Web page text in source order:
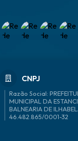
CNPJ
46.482.865/0001-32